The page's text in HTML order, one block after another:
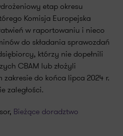
etap okresu
Komisja Europejska
w raportowaniu i nieco
do składania sprawozdań
którzy nie dopełnili
CBAM lub złożyli
zakresie do końca lipca 2024 r.
zaległości.
Bieżące doradztwo